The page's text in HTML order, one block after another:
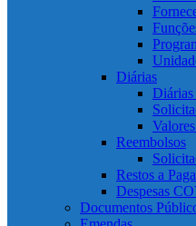
Diárias
Diárias
Reembolsos
Restos a
Despesas
Documentos